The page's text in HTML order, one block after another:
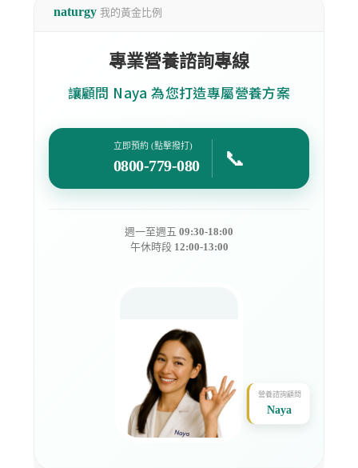
naturgy 我的黃金比例
專業營養諮詢專線
讓顧問 Naya 為您打造專屬營養方案
立即預約 (點擊撥打)
0800-779-080 📞
週一至週五 09:30-18:00
午休時段 12:00-13:00
營養諮詢顧問
Naya